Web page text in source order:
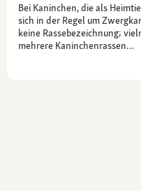
Bei Kaninchen, die als
sich in der Regel um
keine Rassebezeichnung;
mehrere Kaninchenrassen…